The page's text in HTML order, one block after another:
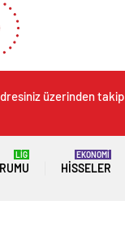
üzerinden takip
LİG
HISSELER
EKONOMİ